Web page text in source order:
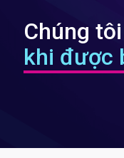
Chúng
khi được